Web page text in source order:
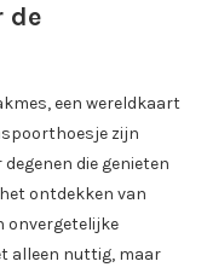
de
een wereldkaart
zijn
die genieten
ontdekken van
onvergetelijke
alleen nuttig, maar